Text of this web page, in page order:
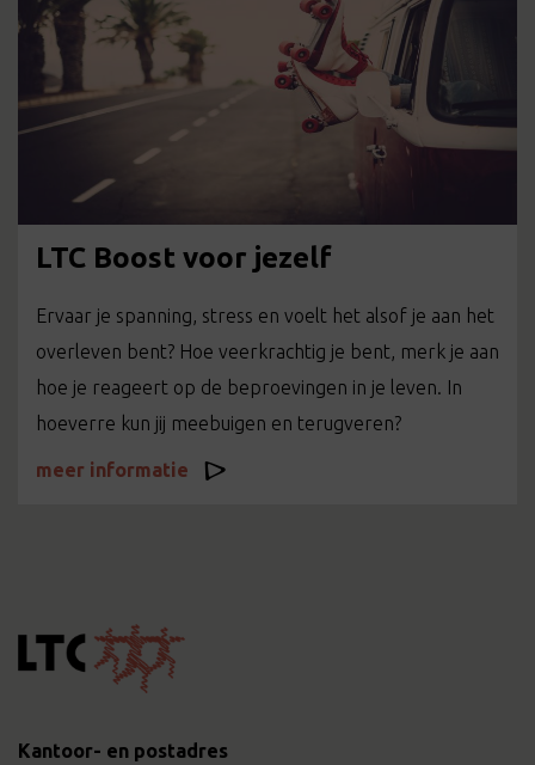
LTC Boost voor jezelf
Ervaar je spanning, stress en voelt het alsof je aan het
overleven bent? Hoe veerkrachtig je bent, merk je aan
hoe je reageert op de beproevingen in je leven. In
hoeverre kun jij meebuigen en terugveren?
meer informatie
Kantoor- en postadres